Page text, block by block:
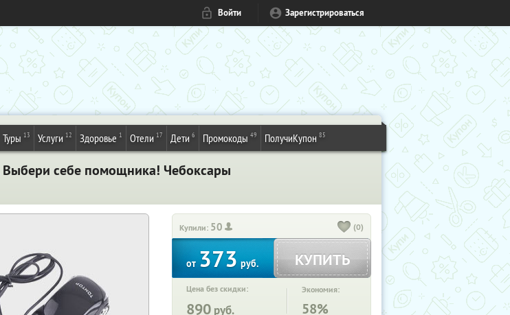
Войти Зарегистрироваться
Туры 13 Услуги 12 Здоровье 1 Отели 17 Дети 6 Промокоды 49 ПолучиКупон 85
Выбери себе помощника! Чебоксары
Купили: 50 (0)
от373руб. КУПИТЬ
Цена без скидки:
890 руб.
Экономия:
58%